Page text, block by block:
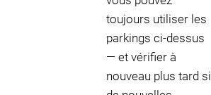
toujours utiliser les
parkings ci-dessus
— et vérifier à
nouveau plus tard si